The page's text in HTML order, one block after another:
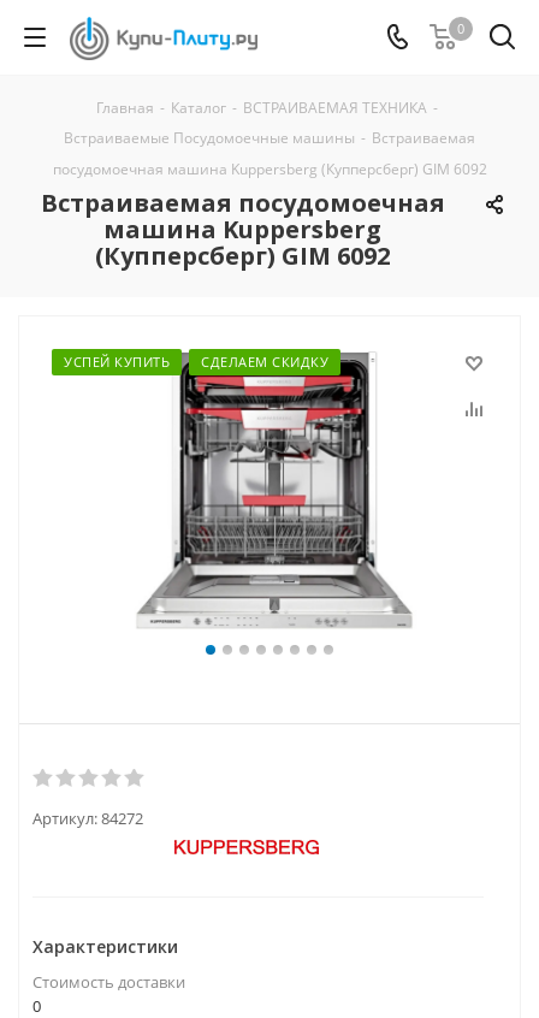
0
Главная - Каталог - ВСТРАИВАЕМАЯ ТЕХНИКА -
Встраиваемые Посудомоечные машины - Встраиваемая
посудомоечная машина Kuppersberg (Купперсберг) GIM 6092
Встраиваемая посудомоечная
машина Kuppersberg
(Купперсберг) GIM 6092
УСПЕЙ КУПИТЬ СДЕЛАЕМ СКИДКУ
Артикул:84272
Характеристики
Стоимость доставки
0